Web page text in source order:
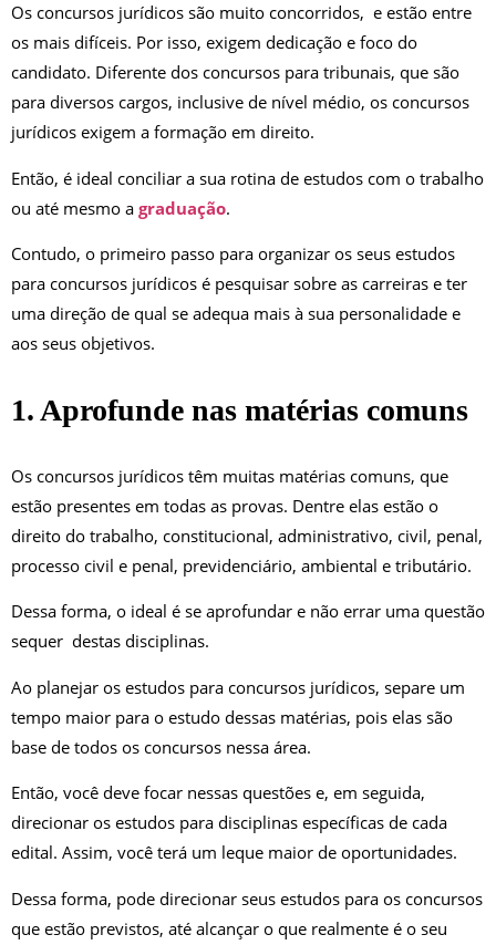
Os concursos jurídicos são muito concorridos, e estão entre
os mais difíceis. Por isso, exigem dedicação e foco do
candidato. Diferente dos concursos para tribunais, que são
para diversos cargos, inclusive de nível médio, os concursos
jurídicos exigem a formação em direito.
Então, é ideal conciliar a sua rotina de estudos com o trabalho
ou até mesmo a graduação.
Contudo, o primeiro passo para organizar os seus estudos
para concursos jurídicos é pesquisar sobre as carreiras e ter
uma direção de qual se adequa mais à sua personalidade e
aos seus objetivos.
1. Aprofunde nas matérias comuns
Os concursos jurídicos têm muitas matérias comuns, que
estão presentes em todas as provas. Dentre elas estão o
direito do trabalho, constitucional, administrativo, civil, penal,
processo civil e penal, previdenciário, ambiental e tributário.
Dessa forma, o ideal é se aprofundar e não errar uma questão
sequer destas disciplinas.
Ao planejar os estudos para concursos jurídicos, separe um
tempo maior para o estudo dessas matérias, pois elas são
base de todos os concursos nessa área.
Então, você deve focar nessas questões e, em seguida,
direcionar os estudos para disciplinas específicas de cada
edital. Assim, você terá um leque maior de oportunidades.
Dessa forma, pode direcionar seus estudos para os concursos
que estão previstos, até alcançar o que realmente é o seu